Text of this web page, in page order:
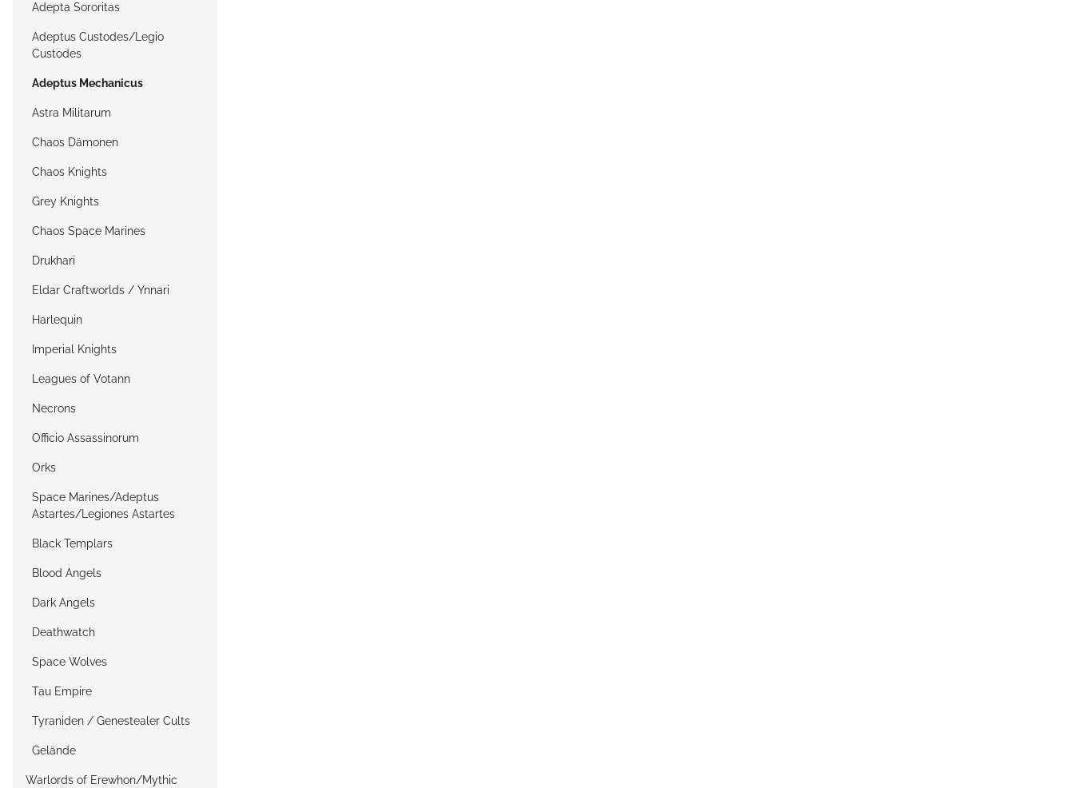
Adepta Sororitas
Adeptus Custodes/Legio
Custodes
Adeptus Mechanicus
Astra Militarum
Chaos Dämonen
Chaos Knights
Grey Knights
Chaos Space Marines
Drukhari
Eldar Craftworlds / Ynnari
Harlequin
Imperial Knights
Leagues of Votann
Necrons
Officio Assassinorum
Orks
Space Marines/Adeptus
Astartes/Legiones Astartes
Black Templars
Blood Angels
Dark Angels
Deathwatch
Space Wolves
Tau Empire
Tyraniden / Genestealer Cults
Gelände
Warlords of Erewhon/Mythic